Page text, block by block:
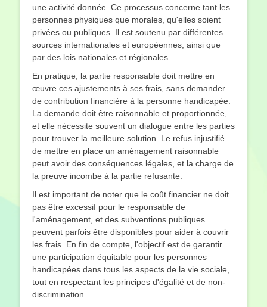
une activité donnée. Ce processus concerne tant les
personnes physiques que morales, qu'elles soient
privées ou publiques. Il est soutenu par différentes
sources internationales et européennes, ainsi que
par des lois nationales et régionales.
En pratique, la partie responsable doit mettre en
œuvre ces ajustements à ses frais, sans demander
de contribution financière à la personne handicapée.
La demande doit être raisonnable et proportionnée,
et elle nécessite souvent un dialogue entre les parties
pour trouver la meilleure solution. Le refus injustifié
de mettre en place un aménagement raisonnable
peut avoir des conséquences légales, et la charge de
la preuve incombe à la partie refusante.
Il est important de noter que le coût financier ne doit
pas être excessif pour le responsable de
l'aménagement, et des subventions publiques
peuvent parfois être disponibles pour aider à couvrir
les frais. En fin de compte, l'objectif est de garantir
une participation équitable pour les personnes
handicapées dans tous les aspects de la vie sociale,
tout en respectant les principes d'égalité et de non-
discrimination.